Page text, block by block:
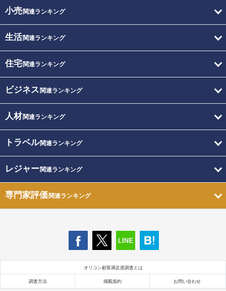
小売関連ランキング
生活関連ランキング
住宅関連ランキング
ビジネス 関連ランキング
人材関連ランキング
トラベル関連ランキング
レジャー関連ランキング
専門家評価関連ランキング
オリコン顧客満足度調査とは
調査方法 掲載規約 お問い合わせ